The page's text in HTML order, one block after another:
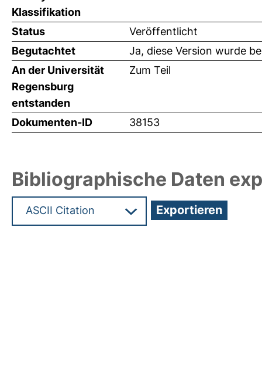
Klassifikation
Status
Veröffentlicht
Begutachtet
Ja, diese Version wurde
An der Universität
Regensburg
entstanden
Zum Teil
Dokumenten-ID 38153
Bibliographische Daten